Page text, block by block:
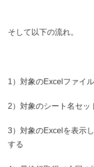
そして以下の流れ。
1）対象のExcelファイ
2）対象のシート名セッ
3）対象のExcelを表示
する